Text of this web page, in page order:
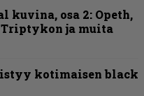
osa 2: Opeth,
ja muita
kotimaisen black